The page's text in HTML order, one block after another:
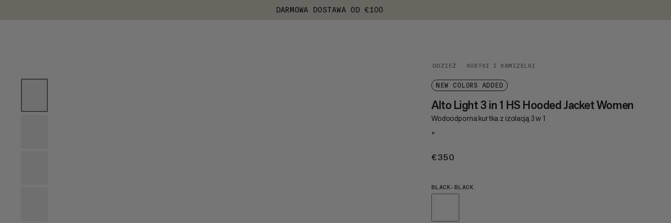
DARMOWA DOSTAWA OD €100
ODZIEŻ KURTKI I KAMIZELKI
NEW COLORS ADDED
Alto Light 3 in 1 HS Hooded Jacket Women
Wodoodporna kurtka z izolacją 3 w 1
+
€350
BLACK-BLACK